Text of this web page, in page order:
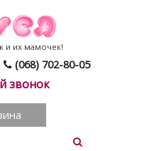
(068) 702-80-05
звонок
и их мамочек!